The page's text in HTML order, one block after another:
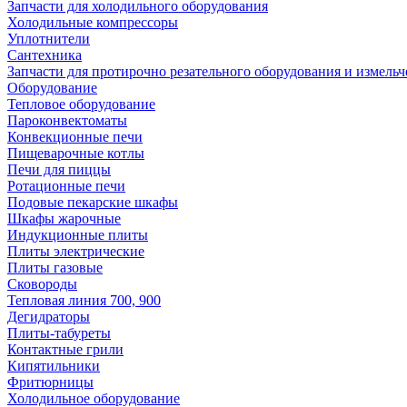
Запчасти для холодильного оборудования
Холодильные компрессоры
Уплотнители
Сантехника
Запчасти для протирочно резательного оборудования и
Оборудование
Тепловое оборудование
Пароконвектоматы
Конвекционные печи
Пищеварочные котлы
Печи для пиццы
Ротационные печи
Подовые пекарские шкафы
Шкафы жарочные
Индукционные плиты
Плиты электрические
Плиты газовые
Сковороды
Тепловая линия 700, 900
Дегидраторы
Плиты-табуреты
Контактные грили
Кипятильники
Фритюрницы
Холодильное оборудование